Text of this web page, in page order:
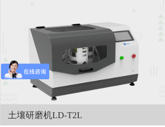
土壤研磨机LD-T2L